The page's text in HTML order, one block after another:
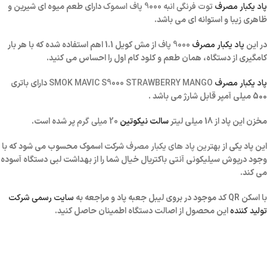
پاد یکبار مصرف توت فرنگی انبه 9000 پاف اسموک
دارای طعم میوه ای شیرین و
ظاهری زیبا و استوانه ای می باشد.
در این پاد یکبار مصرف
از مش کویل 1.1 اهم استفاده شده که با هر بار
کامگیری از دستگاه، همان طعم و کلود کام اول را احساس می کنید.
پاد یکبار مصرف
دارای باتری
500 میلی آمپر قابل شارژ می باشد .
مخزن این پاد از 18 میلی لیتر
سالت نیکوتین 20 میلی گرم
پر شده است.
این پاد یکی از بهترین پاد های یکبار مصرفشرکت اسموک محسوب می شود که با
وجود درپوش سیلیکونی آنتی باکتریال خیال شما را از بهداشت لبی دستگاه آسوده
می کند.
با اسکن QR کد موجود در بروی لیبل جعبه پاد و مراجعه به
سایت رسمی شرکت
تولید کنندهاین محصول از اصالت دستگاه اطمینان حاصل کنید.